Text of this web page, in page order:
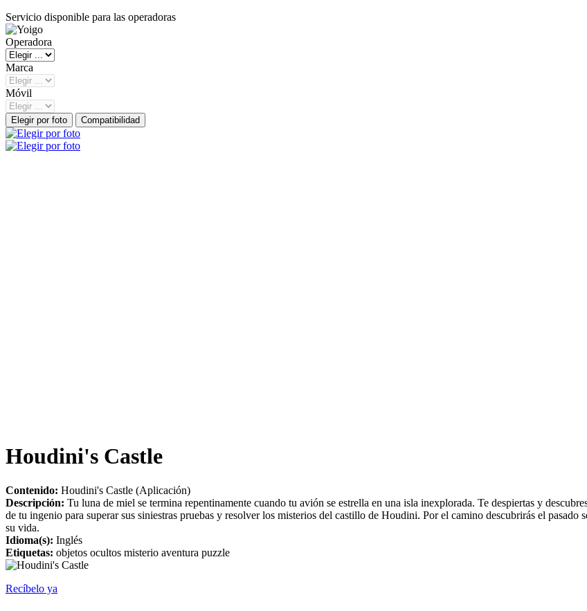
Servicio disponible para las operadoras
Operadora
Marca
Móvil
Houdini's Castle
Contenido: Houdini's Castle (Aplicación)
Descripción: Tu luna de miel se termina repentinamente cuando tu avión se estrella en una isla inexplorada. Te despiertas y
de tu ingenio para superar sus siniestras pruebas y resolver los misterios del castillo de Houdini. Por el camino descubrirás el
su vida.
Idioma(s): Inglés
Etiquetas: objetos ocultos misterio aventura puzzle
Recíbelo ya